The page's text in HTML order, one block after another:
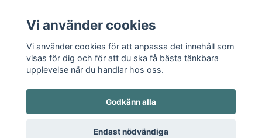
Sociala medier
© 2026 Angelicas Livsmagi
Vi använder cookies
Vi använder cookies för att anpassa det innehåll som
visas för dig och för att du ska få bästa tänkbara
upplevelse när du handlar hos oss.
Godkänn alla
Endast nödvändiga